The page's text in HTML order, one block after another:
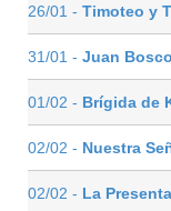
26/01 - Timoteo y
31/01 - Juan
01/02 - Brígida de
02/02 - Nuestra
02/02 - La